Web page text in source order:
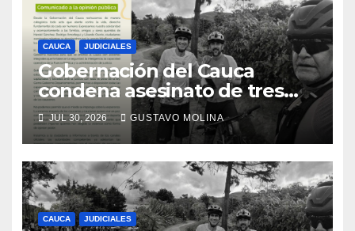
CAUCA JUDICIALES
Gobernación del Cauca
condena asesinato de tres
ciudadanos y exige medidas
urgentes al Gobierno
Nacional
JUL 30, 2026 GUSTAVO MOLINA
CAUCA JUDICIALES